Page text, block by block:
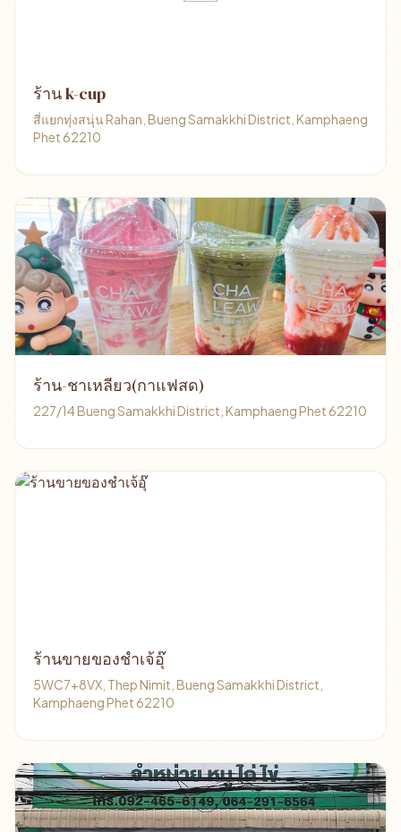
ร้าน k-cup
สี่แยกทุ่งสนุ่น Rahan, Bueng Samakkhi District, Kamphaeng
Phet 62210
ร้าน-ชาเหลียว(กาแฟสด)
227/14 Bueng Samakkhi District, Kamphaeng Phet 62210
ร้านขายของชำเจ้อุ๊
5WC7+8VX, Thep Nimit, Bueng Samakkhi District,
Kamphaeng Phet 62210